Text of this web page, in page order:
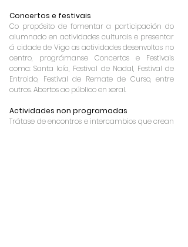
Concertos e festivais
Co propósito de fomentar a participación do
alumnado en actividades culturais e presentar
á cidade de Vigo as actividades desenvoltas no
centro, prográmanse Concertos e Festivais
como: Santa Icía, Festival de Nadal, Festival de
Entroido, Festival de Remate de Curso, entre
outros. Abertos ao público en xeral.
Actividades non programadas
Trátase de encontros e intercambios que crean